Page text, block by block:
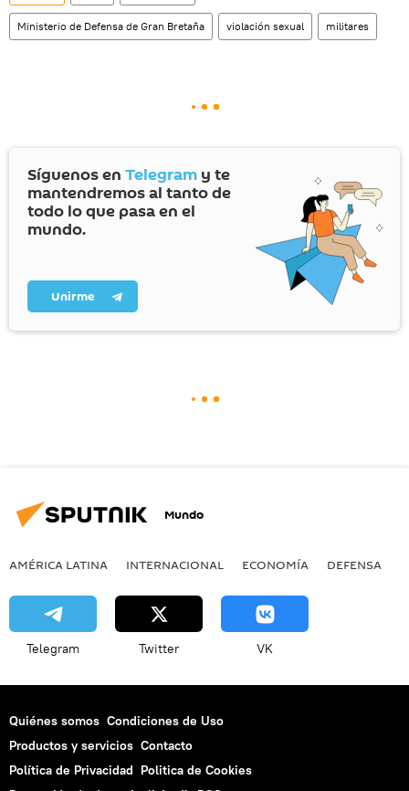
Ministerio de Defensa de Gran Bretaña violación sexual militares
Síguenos en Telegram y te
mantendremos al tanto de
todo lo que pasa en el
mundo.
Unirme
Mundo
AMÉRICA LATINA INTERNACIONAL ECONOMÍA DEFENSA
Telegram Twitter VK
Quiénes somos Condiciones de Uso
Productos y servicios Contacto
Política de Privacidad Politica de Cookies